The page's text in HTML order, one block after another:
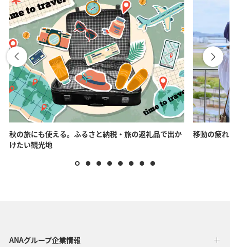
秋の旅にも使える。ふるさと納税・旅の返礼品で出か
けたい観光地
移動の疲
ANAグループ企業情報